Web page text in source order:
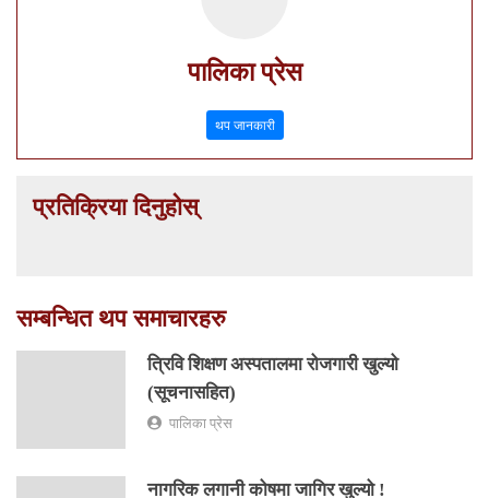
पालिका प्रेस
थप जानकारी
प्रतिक्रिया दिनुहोस्
सम्बन्धित थप समाचारहरु
त्रिवि शिक्षण अस्पतालमा रोजगारी खुल्यो
(सूचनासहित)
पालिका प्रेस
नागरिक लगानी कोषमा जागिर खुल्यो !